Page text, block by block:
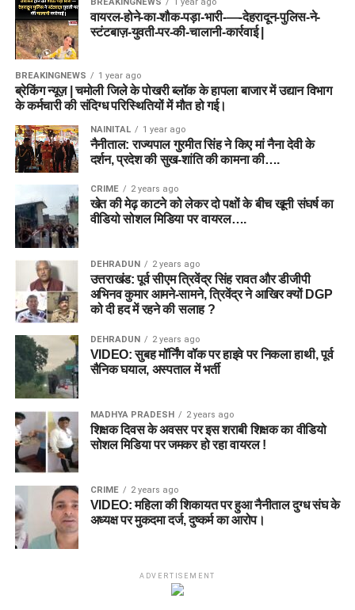
वायरल-होने-का-शौक-पड़ा-भारी-—-देहरादून-पुलिस-ने-
स्टंटबाज़-युवती-पर-की-चालानी-कार्रवाई |
BREAKINGNEWS 1 year ago
ब्रेकिंग न्यूज़ | चमोली जिले के पोखरी ब्लॉक के हापला बाजार में उद्यान विभाग
के कर्मचारी की संदिग्ध परिस्थितियों में मौत हो गई।
NAINITAL 1 year ago
नैनीताल: राज्यपाल गुरमीत सिंह ने किए मां नैना देवी के
दर्शन, प्रदेश की सुख-शांति की कामना की….
CRIME 2 years ago
खेत की मेढ़ काटने को लेकर दो पक्षों के बीच खूनी संघर्ष का
वीडियो सोशल मिडिया पर वायरल….
DEHRADUN 2 years ago
उत्तराखंड: पूर्व सीएम त्रिवेंद्र सिंह रावत और डीजीपी
अभिनव कुमार आमने-सामने, त्रिवेंद्र ने आखिर क्यों DGP
को दी हद में रहने की सलाह ?
DEHRADUN 2 years ago
VIDEO: सुबह मॉर्निंग वॉक पर हाइवे पर निकला हाथी, पूर्व
सैनिक घयाल, अस्पताल में भर्ती
MADHYA PRADESH 2 years ago
शिक्षक दिवस के अवसर पर इस शराबी शिक्षक का वीडियो
सोशल मिडिया पर जमकर हो रहा वायरल !
CRIME 2 years ago
VIDEO: महिला की शिकायत पर हुआ नैनीताल दुग्ध संघ के
अध्यक्ष पर मुकदमा दर्ज, दुष्कर्म का आरोप।
ADVERTISEMENT